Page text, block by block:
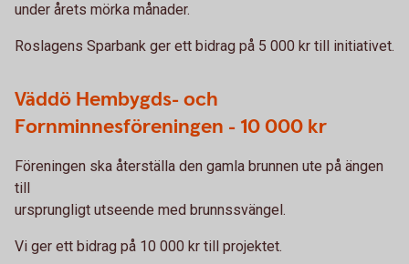
under årets mörka månader.
Roslagens Sparbank ger ett bidrag på 5 000 kr till initiativet.
Väddö Hembygds- och
Fornminnesföreningen - 10 000 kr
Föreningen ska återställa den gamla brunnen ute på ängen
till
ursprungligt utseende med brunnssvängel.
Vi ger ett bidrag på 10 000 kr till projektet.